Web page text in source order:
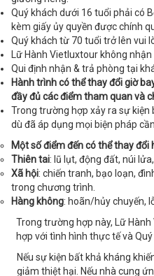
Quý khách dưới 16 tuổi phải có
kèm giấy ủy quyền được chính
Quý khách từ 70 tuổi trở lên vui
Lữ Hành Vietluxtour không
Qui định nhận & trả phòng tại
Hành trình có thể thay đổi giờ
đầy đủ các điểm tham quan và
Trong trường hợp xảy ra sự
dù đã áp dụng mọi biện pháp
Một số điểm đến có thể thay
Thiên tai: lũ lụt, động đất, núi
Xã hội: chiến tranh, bạo loạn,
trong chương trình.
Hàng không: hoãn/hủy chuyến,
Trong trường hợp này, Lữ
hợp với tình hình thực tế và
Nếu sự kiện bất khả kháng
giảm thiệt hại. Nếu nhà cung